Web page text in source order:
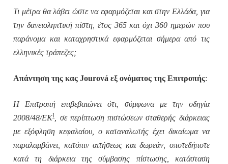
Τι μέτρα θα λάβει ώστε να εφαρμόζεται και στην Ελλάδα, για
την δανειοληπτική πίστη, έτος 365 και όχι 360 ημερών που
παράνομα και καταχρηστικά εφαρμόζεται σήμερα από τις
ελληνικές τράπεζες;
Απάντηση της κας Jourová εξ ονόματος της Επιτροπής:
Η Επιτροπή επιβεβαιώνει ότι, σύμφωνα με την οδηγία
2008/48/ΕΚ1, σε περίπτωση πιστώσεων σταθερής διάρκειας
με εξόφληση κεφαλαίου, ο καταναλωτής έχει δικαίωμα να
παραλαμβάνει, κατόπιν αιτήσεως και δωρεάν, οποτεδήποτε
κατά τη διάρκεια της σύμβασης πίστωσης, κατάσταση